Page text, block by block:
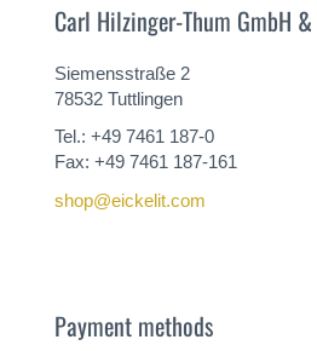
Carl Hilzinger-Thum GmbH &
Siemensstraße 2
78532 Tuttlingen
Tel.: +49 7461 187-0
Fax: +49 7461 187-161
shop@eickelit.com
Payment methods